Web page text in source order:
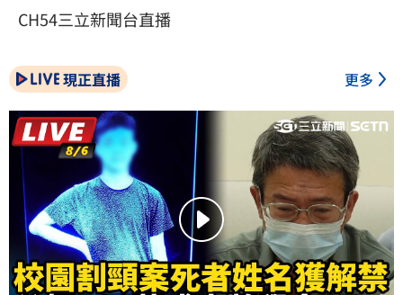
CH54三立新聞台直播
現正直播 更多